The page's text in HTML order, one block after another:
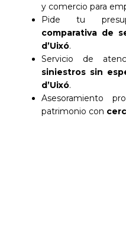
y comercio para
Pide tu
comparativa de
d’Uixó.
Servicio de
siniestros sin
d’Uixó.
Asesoramiento
patrimonio con